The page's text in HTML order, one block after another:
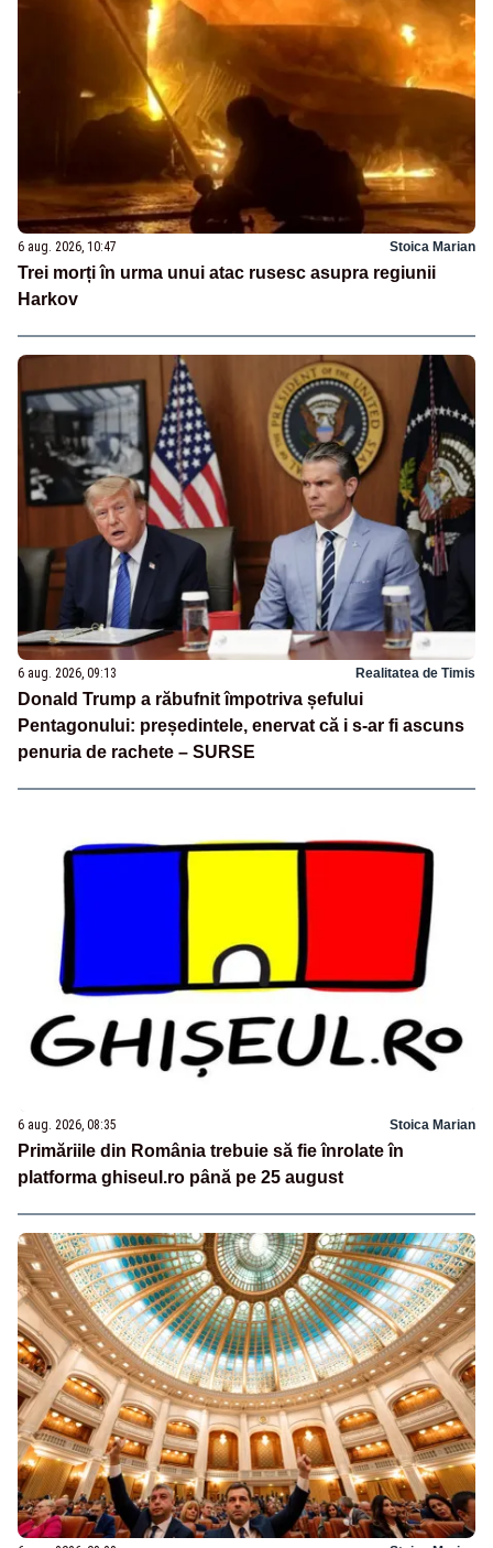
6 aug. 2026, 10:47 Stoica Marian
Trei morți în urma unui atac rusesc asupra regiunii
Harkov
6 aug. 2026, 09:13 Realitatea de Timis
Donald Trump a răbufnit împotriva șefului
Pentagonului: președintele, enervat că i s-ar fi ascuns
penuria de rachete – SURSE
6 aug. 2026, 08:35 Stoica Marian
Primăriile din România trebuie să fie înrolate în
platforma ghiseul.ro până pe 25 august